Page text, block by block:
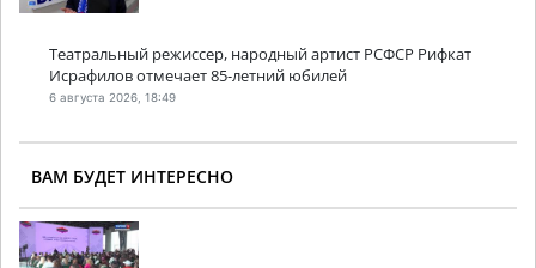
Театральный режиссер, народный артист РСФСР Рифкат
Исрафилов отмечает 85-летний юбилей
6 августа 2026, 18:49
ВАМ БУДЕТ ИНТЕРЕСНО